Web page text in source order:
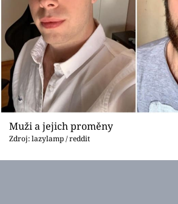
Muži a jejich proměny
Zdroj: lazylamp / reddit